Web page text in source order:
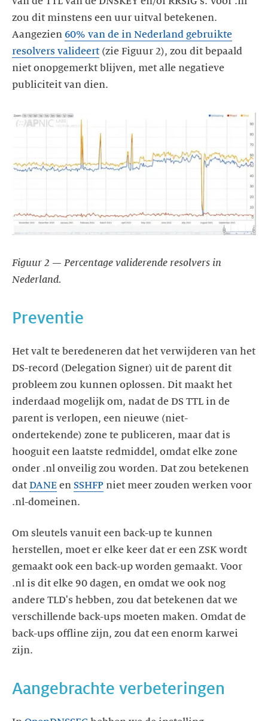
zou dit minstens een uur uitval betekenen.
Aangezien 60% van de in Nederland gebruikte
resolvers valideert (zie Figuur 2), zou dit bepaald
niet onopgemerkt blijven, met alle negatieve
publiciteit van dien.
Figuur 2 — Percentage validerende resolvers in
Nederland.
Preventie
Het valt te beredeneren dat het verwijderen van het
DS-record (Delegation Signer) uit de parent dit
probleem zou kunnen oplossen. Dit maakt het
inderdaad mogelijk om, nadat de DS TTL in de
parent is verlopen, een nieuwe (niet-
ondertekende) zone te publiceren, maar dat is
hooguit een laatste redmiddel, omdat elke zone
onder .nl onveilig zou worden. Dat zou betekenen
dat DANE en SSHFP niet meer zouden werken voor
.nl-domeinen.
Om sleutels vanuit een back-up te kunnen
herstellen, moet er elke keer dat er een ZSK wordt
gemaakt ook een back-up worden gemaakt. Voor
.nl is dit elke 90 dagen, en omdat we ook nog
andere TLD's hebben, zou dat betekenen dat we
verschillende back-ups moeten maken. Omdat de
back-ups offline zijn, zou dat een enorm karwei
Aangebrachte verbeteringen